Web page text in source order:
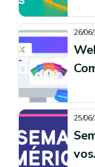
26/
25/